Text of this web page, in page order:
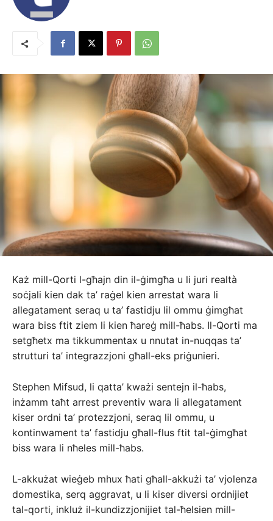
Każ mill-Qorti l-għajn din il-ġimgħa u li juri realtà
soċjali kien dak ta’ raġel kien arrestat wara li
allegatament seraq u ta’ fastidju lil ommu ġimgħat
wara biss ftit ziem li kien ħareġ mill-ħabs. Il-Qorti ma
setgħetx ma tikkummentax u nnutat in-nuqqas ta’
strutturi ta’ integrazzjoni għall-eks priġunieri.
Stephen Mifsud, li qatta’ kważi sentejn il-ħabs,
inżamm taħt arrest preventiv wara li allegatament
kiser ordni ta’ protezzjoni, seraq lil ommu, u
kontinwament ta’ fastidju għall-flus ftit tal-ġimgħat
biss wara li nħeles mill-ħabs.
L-akkużat wieġeb mhux ħati għall-akkużi ta’ vjolenza
domestika, serq aggravat, u li kiser diversi ordnijiet
tal-qorti, inkluż il-kundizzjonijiet tal-ħelsien mill-